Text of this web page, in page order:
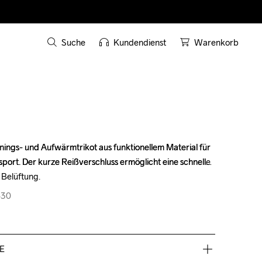
Suche Kundendienst Warenkorb
und Aufwärmtrikot aus funktionellem Material für
Der kurze Reißverschluss ermöglicht eine schnelle
und Aufwärmtrikot aus funktionellem Material für
Der kurze Reißverschluss ermöglicht eine schnelle